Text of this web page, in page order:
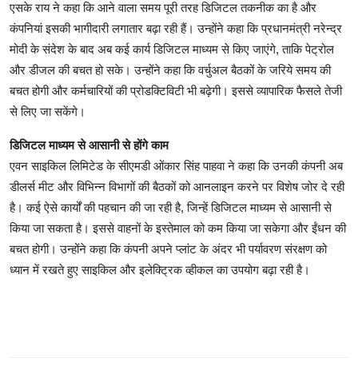
एसके राय ने कहा कि आने वाला समय पूरी तरह डिजिटल तकनीक का है और
कंपनियां इसकी भागीदारी लगातार बढ़ा रही हैं। उन्होंने कहा कि प्रधानमंत्री नरेन्द्र
मोदी के संदेश के बाद अब कई कार्य डिजिटल माध्यम से किए जाएंगे, ताकि पेट्रोल
और डीजल की बचत हो सके। उन्होंने कहा कि वर्चुअल बैठकों के जरिये समय की
बचत होगी और कर्मचारियों की प्रोडक्टिविटी भी बढ़ेगी। इससे व्यापारिक फैसले तेजी
से लिए जा सकेंगे।
डिजिटल माध्यम से आसानी से होंगे काम
एवन साइकिल लिमिटेड के सीएमडी ओंकार सिंह पाहवा ने कहा कि उनकी कंपनी अब
डीलर्स मीट और विभिन्न विभागों की बैठकों को आनलाइन करने पर विशेष जोर दे रही
है। कई ऐसे कार्यों की पहचान की जा रही है, जिन्हें डिजिटल माध्यम से आसानी से
किया जा सकता है। इससे वाहनों के इस्तेमाल को कम किया जा सकेगा और ईंधन की
बचत होगी। उन्होंने कहा कि कंपनी अपने प्लांट के अंदर भी पर्यावरण संरक्षण को
ध्यान में रखते हुए साइकिल और इलेक्ट्रिक व्हीकल का उपयोग बढ़ा रही है।